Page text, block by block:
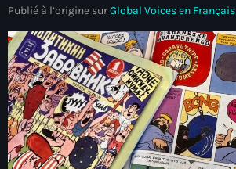
mai 2026
avril 2026
mars 2026
février 2026
janvier 2026
décembre 2025
Publié à l’origine surGlobal Voices en Français